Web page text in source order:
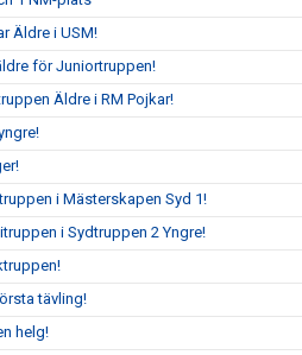
Äldre i USM!
för Juniortruppen!
Äldre i RM Pojkar!
i Mästerskapen Syd 1!
i Sydtruppen 2 Yngre!
tävling!
helg!